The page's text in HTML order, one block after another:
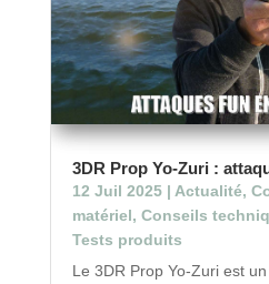
3DR Prop Yo-Zuri :
12 Juil 2025| Actualité,
matériel, Conseils
Tests produits
Le 3DR Prop Yo-Zuri est